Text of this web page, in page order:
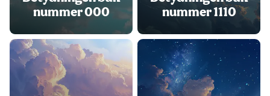
nummer 000
nummer 1110